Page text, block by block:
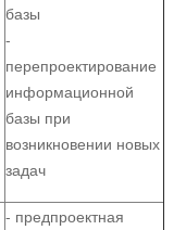
базы
-
перепроектирование
информационной
базы при
возникновении новых
задач
- предпроектная